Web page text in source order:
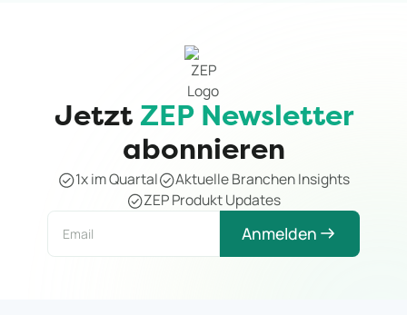
Jetzt ZEP Newsletter
abonnieren
1x im Quartal
Aktuelle Branchen Insights
ZEP Produkt Updates
Anmelden